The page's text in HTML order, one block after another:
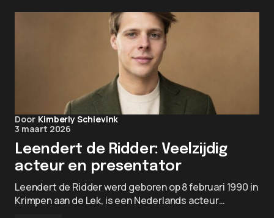
Door Kimberly Schievink
3 maart 2026
Leendert de Ridder: Veelzijdig
acteur en presentator
Leendert de Ridder werd geboren op 8 februari 1990 in
Krimpen aan de Lek, is een Nederlands acteur…